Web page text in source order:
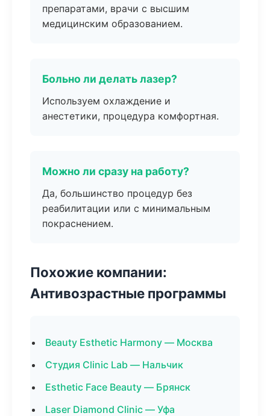
препаратами, врачи с высшим
медицинским образованием.
Больно ли делать лазер?
Используем охлаждение и
анестетики, процедура комфортная.
Можно ли сразу на работу?
Да, большинство процедур без
реабилитации или с минимальным
покраснением.
Похожие компании:
Антивозрастные программы
Beauty Esthetic Harmony — Москва
Студия Clinic Lab — Нальчик
Esthetic Face Beauty — Брянск
Laser Diamond Clinic — Уфа